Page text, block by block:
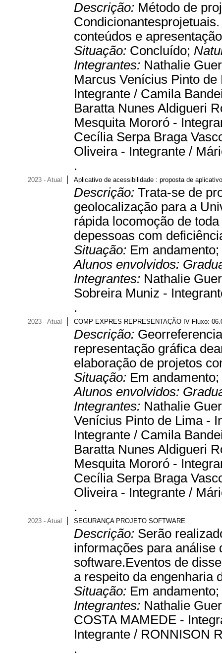
Descrição: Método de
conteúdos e
Situação: Concluído;
Integrantes: Nathalie
Marcus Venícius Pinto
Integrante / Camila
Baratta Nunes Aldigueri
Mesquita Mororó -
Cecília Serpa Braga
Oliveira - Integrante /
.
2023 - Atual Aplicativo de acessibilidade : proposta de
Descrição: Trata-se de
geolocalização para a
rápida locomoção de
depessoas com
Situação: Em andamento;
Alunos envolvidos:
Integrantes: Nathalie
Sobreira Muniz -
.
2023 - Atual COMP EXPRES REPRESENTAÇÃO IV Fluxo:
Descrição:
representação gráfica
elaboração de projetos
Situação: Em andamento;
Alunos envolvidos:
Integrantes: Nathalie
Venícius Pinto de Lima -
Integrante / Camila
Baratta Nunes Aldigueri
Mesquita Mororó -
Cecília Serpa Braga
Oliveira - Integrante /
.
2023 - Atual SEGURANÇA PROJETO SOFTWARE
Descrição: Serão
informações para análise
software.Eventos de
a respeito da engenharia
Situação: Em andamento;
Integrantes: Nathalie
COSTA MAMEDE -
Integrante / RONNISON
.